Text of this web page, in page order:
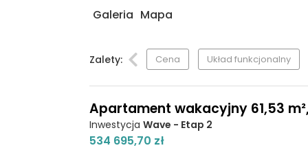
Galeria Mapa
Zalety: Cena Układ funkcjonalny
Apartament wakacyjny 61,53
Inwestycja Wave - Etap 2
534 695,70 zł